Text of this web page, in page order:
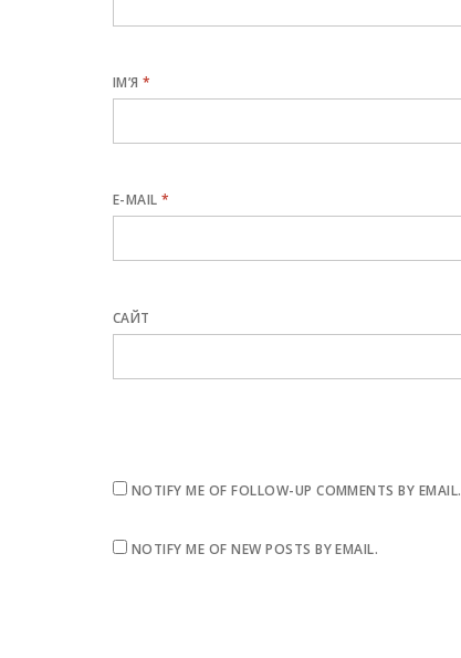
ІМ’Я*
E-MAIL*
САЙТ
NOTIFY ME OF FOLLOW-UP COMMENTS BY EMAIL.
NOTIFY ME OF NEW POSTS BY EMAIL.